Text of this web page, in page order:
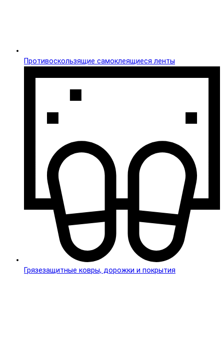
Противоскользящие самоклеящиеся ленты
Грязезащитные ковры, дорожки и покрытия